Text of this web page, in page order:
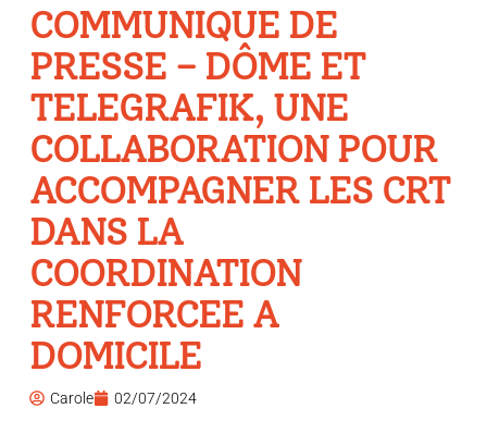
COMMUNIQUE DE
PRESSE – DÔME ET
TELEGRAFIK, UNE
COLLABORATION POUR
ACCOMPAGNER LES CRT
DANS LA
COORDINATION
RENFORCEE A
DOMICILE
Carole 02/07/2024